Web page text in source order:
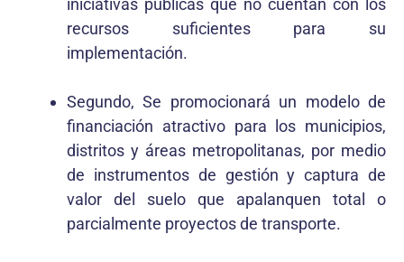
iniciativas públicas que no cuentan con los
recursos suficientes para su
implementación.
Segundo, Se promocionará un modelo de
financiación atractivo para los municipios,
distritos y áreas metropolitanas, por medio
de instrumentos de gestión y captura de
valor del suelo que apalanquen total o
parcialmente proyectos de transporte.